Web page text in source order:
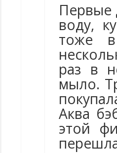
Первые
воду,
тоже
раз в
мыло.
Аква
этой